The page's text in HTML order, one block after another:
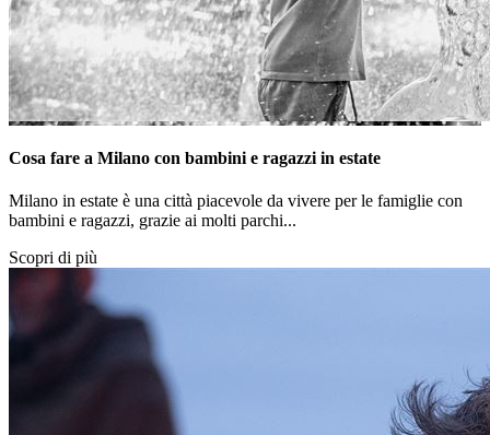
Cosa fare a Milano con bambini e ragazzi in estate
Milano in estate è una città piacevole da vivere per le famiglie con
bambini e ragazzi, grazie ai molti parchi...
Scopri di più